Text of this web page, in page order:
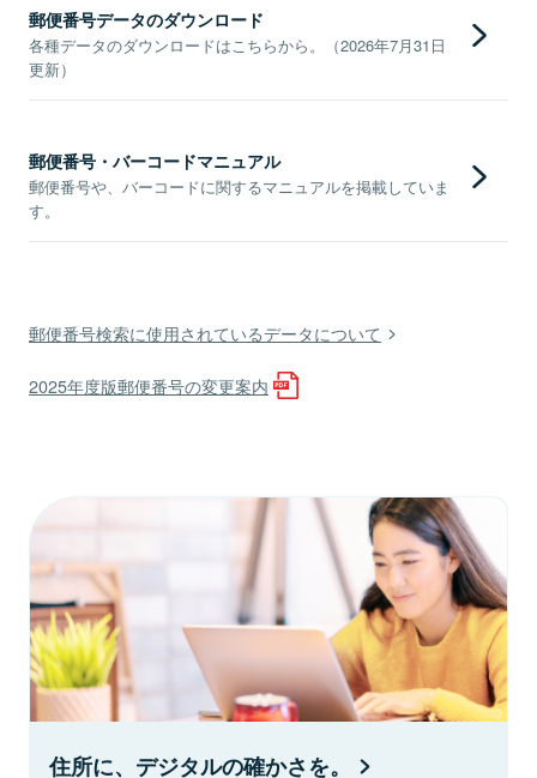
郵便番号データのダウンロード
各種データのダウンロードはこちらから。（2026年7月31日
更新）
郵便番号・バーコードマニュアル
郵便番号や、バーコードに関するマニュアルを掲載していま
す。
郵便番号検索に使用されているデータについて
2025年度版郵便番号の変更案内
住所に、デジタルの確かさを。